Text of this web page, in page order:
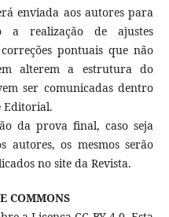
enviada aos autores para
a realização de ajustes
pontuais que não
alterem a estrutura do
ser comunicadas dentro
Editorial.
da prova final, caso seja
autores, os mesmos serão
no site da Revista.
COMMONS